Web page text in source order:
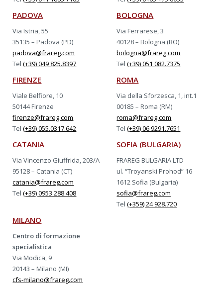
PADOVA
Via Istria, 55
35135 – Padova (PD)
padova@frareg.com
Tel(+39) 049 825.8397
BOLOGNA
Via Ferrarese, 3
40128 – Bologna (BO)
bologna@frareg.com
Tel(+39) 051 082.7375
FIRENZE
Viale Belfiore, 10
50144 Firenze
firenze@frareg.com
Tel(+39) 055.0317.642
ROMA
Via della Sforzesca, 1, int.1
00185 – Roma (RM)
roma@frareg.com
Tel(+39) 06 9291.7651
CATANIA
Via Vincenzo Giuffrida, 203/A
95128 – Catania (CT)
catania@frareg.com
Tel(+39) 0953 288.408
SOFIA (BULGARIA)
FRAREG BULGARIA LTD
ul. “Troyanski Prohod” 16
1612 Sofia (Bulgaria)
sofia@frareg.com
Tel(+359) 24 928.720
MILANO
Centro di formazione
specialistica
Via Modica, 9
20143 – Milano (MI)
cfs-milano@frareg.com